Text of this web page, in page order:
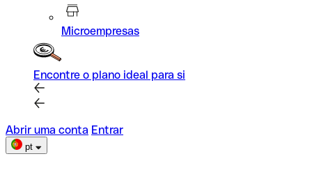
Microempresas
Encontre o plano ideal para si
Abrir uma conta Entrar
pt